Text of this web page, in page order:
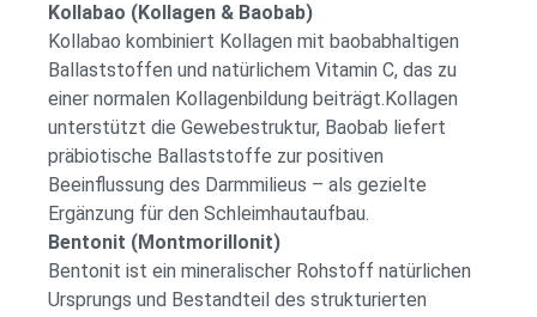
Kollabao (Kollagen & Baobab)
Kollabao kombiniert Kollagen mit baobabhaltigen
Ballaststoffen und natürlichem Vitamin C, das zu
einer normalen Kollagenbildung beiträgt.Kollagen
unterstützt die Gewebestruktur, Baobab liefert
präbiotische Ballaststoffe zur positiven
Beeinflussung des Darmmilieus – als gezielte
Ergänzung für den Schleimhautaufbau.
Bentonit (Montmorillonit)
Bentonit ist ein mineralischer Rohstoff natürlichen
Ursprungs und Bestandteil des strukturierten